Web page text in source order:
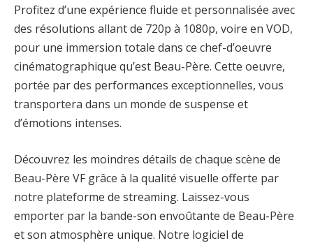
Profitez d’une expérience fluide et personnalisée avec
des résolutions allant de 720p à 1080p, voire en VOD,
pour une immersion totale dans ce chef-d’oeuvre
cinématographique qu’est Beau-Père. Cette oeuvre,
portée par des performances exceptionnelles, vous
transportera dans un monde de suspense et
d’émotions intenses.
Découvrez les moindres détails de chaque scène de
Beau-Père VF grâce à la qualité visuelle offerte par
notre plateforme de streaming. Laissez-vous
emporter par la bande-son envoûtante de Beau-Père
et son atmosphère unique. Notre logiciel de